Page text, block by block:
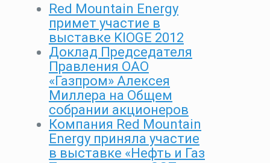
Red Mountain Energy
примет участие в
выставке KIOGE 2012
Доклад Председателя
Правления ОАО
«Газпром» Алексея
Миллера на Общем
собрании акционеров
Компания Red Mountain
Energy приняла участие
в выставке «Нефть и Газ